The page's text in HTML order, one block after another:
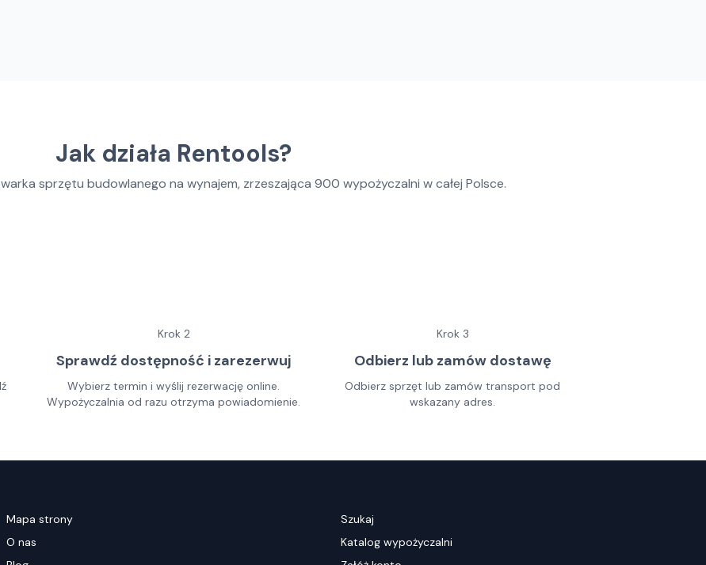
Jak działa Rentools?
sprzętu budowlanego na wynajem, zrzeszająca 900 wypożyczalni w całej Polsce.
Krok 2
Sprawdź dostępność i zarezerwuj
Wybierz termin i wyślij rezerwację online.
Wypożyczalnia od razu otrzyma powiadomienie.
Krok 3
Odbierz lub zamów dostawę
Odbierz sprzęt lub zamów transport pod
wskazany adres.
Mapa strony
O nas
Szukaj
Katalog wypożyczalni